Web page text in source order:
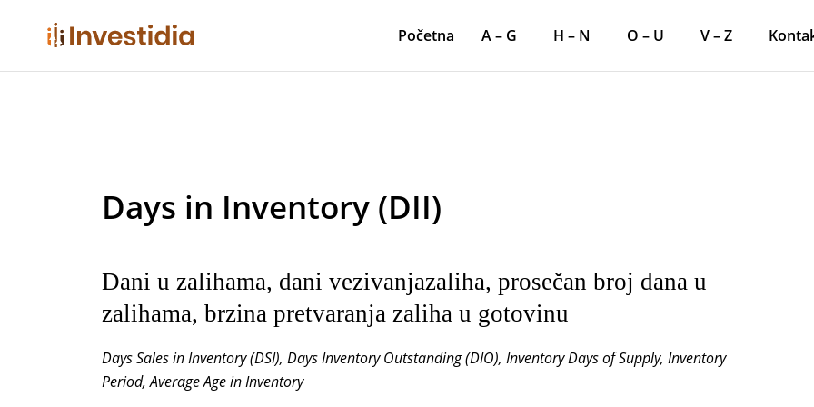
Početna A – G H – N O – U V – Z
Days in Inventory (DII)
Dani u zalihama, dani vezivanjazaliha, prosečan broj dana u
zalihama, brzina pretvaranja zaliha u gotovinu
Days Sales in Inventory (DSI), Days Inventory Outstanding (DIO), Inventory Days of Supply, Inventory
Period, Average Age in Inventory